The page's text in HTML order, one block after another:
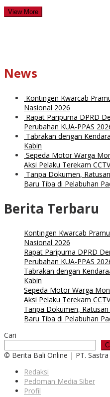
View More
News
Kontingen Kwarcab
Nasional 2026
Rapat Paripurna DPRD
Perubahan KUA-PPAS
Tabrakan dengan
Kabin
Sepeda Motor Warga
Aksi Pelaku Terekam CCTV
Tanpa Dokumen,
Baru Tiba di Pelabuhan
Berita Terbaru
Kontingen Kwarcab
Nasional 2026
Rapat Paripurna DPRD
Perubahan KUA-PPAS
Tabrakan dengan
Kabin
Sepeda Motor Warga
Aksi Pelaku Terekam CCTV
Tanpa Dokumen,
Baru Tiba di Pelabuhan
Cari
© Berita Bali Online | PT. Sastra
Redaksi
Pedoman Media Siber
Profil